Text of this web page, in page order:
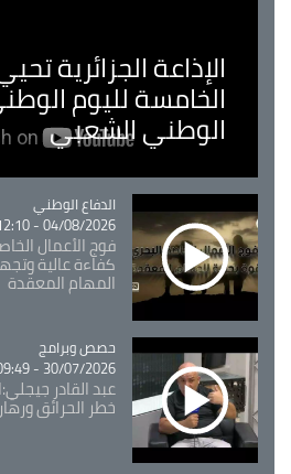
الإذاعة الجزائرية تحيي
الخامسة لليوم الوطني
الوطني الشعبي
Catégorie
الدفاع الوطني
04/08/2026 - 12:10
فوج الأعمال الخاصة
كفاءة عالية وتجهيزات
المهام المعقدة
Catégorie
حصص وبرامج
30/07/2026 - 09:49
عبد القادر جيجلي:الغابات
خطر الحرائق ورهان